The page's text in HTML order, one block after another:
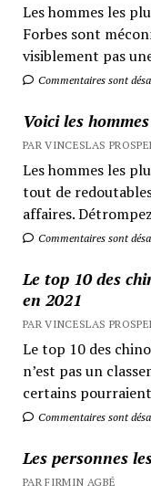
Les hommes les
Forbes sont
visiblement pas
Commentaires sont
Voici les
PAR VINCESLAS
Les hommes les
tout de
affaires.
Commentaires sont
Le top 10 des
en 2021
PAR VINCESLAS
Le top 10 des
n’est pas un
certains
Commentaires sont
Les personnes
PAR FIRMIN AGBÉ